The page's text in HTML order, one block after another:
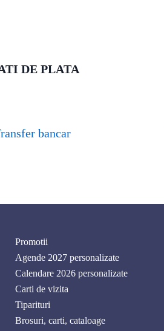
DE PLATA
bancar
Promotii
Agende 2027 personalizate
Calendare 2026 personalizate
Carti de vizita
Tiparituri
Brosuri, carti, cataloage